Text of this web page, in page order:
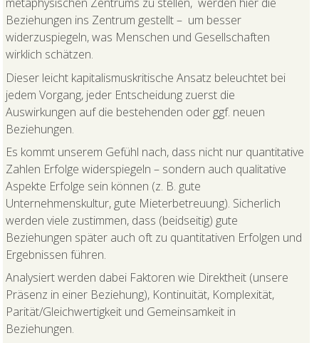
Beziehungen ins Zentrum gestellt – um besser
widerzuspiegeln, was Menschen und Gesellschaften
wirklich schätzen.
Dieser leicht kapitalismuskritische Ansatz beleuchtet bei
jedem Vorgang, jeder Entscheidung zuerst die
Auswirkungen auf die bestehenden oder ggf. neuen
Beziehungen.
Es kommt unserem Gefühl nach, dass nicht nur quantitative
Zahlen Erfolge widerspiegeln – sondern auch qualitative
Aspekte Erfolge sein können (z. B. gute
Unternehmenskultur, gute Mieterbetreuung). Sicherlich
werden viele zustimmen, dass (beidseitig) gute
Beziehungen später auch oft zu quantitativen Erfolgen und
Ergebnissen führen.
Analysiert werden dabei Faktoren wie Direktheit (unsere
Präsenz in einer Beziehung), Kontinuität, Komplexität,
Parität/Gleichwertigkeit und Gemeinsamkeit in
Beziehungen.